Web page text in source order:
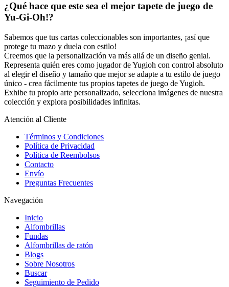
¿Qué hace que este sea el mejor tapete de juego de
Yu-Gi-Oh!?
Sabemos que tus cartas coleccionables son importantes, ¡así que
protege tu mazo y duela con estilo!
Creemos que la personalización va más allá de un diseño genial.
Representa quién eres como jugador de Yugioh con control absoluto
al elegir el diseño y tamaño que mejor se adapte a tu estilo de juego
único - crea fácilmente tus propios tapetes de juego deYugioh.
Exhibe tu propio arte personalizado, selecciona imágenes de nuestra
colección y explora posibilidades infinitas.
Atención al Cliente
Términos y Condiciones
Política de Privacidad
Política de Reembolsos
Contacto
Envío
Preguntas Frecuentes
Navegación
Inicio
Alfombrillas
Fundas
Alfombrillas de ratón
Blogs
Sobre Nosotros
Buscar
Seguimiento de Pedido